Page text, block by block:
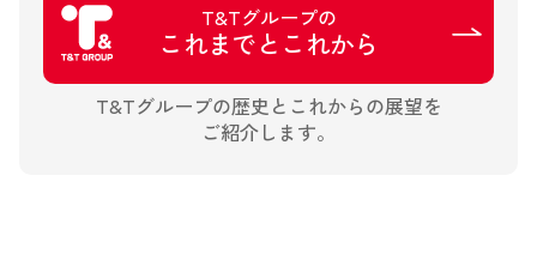
T&Tグループの
これまでとこれから
T&Tグループの歴史とこれからの展望を
ご紹介します。